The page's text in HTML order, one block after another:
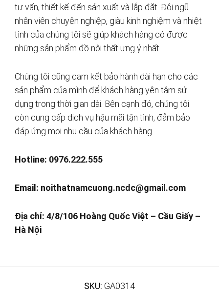
tư vấn, thiết kế đến sản xuất và lắp đặt. Đội ngũ
nhân viên chuyên nghiệp, giàu kinh nghiệm và nhiệt
tình của chúng tôi sẽ giúp khách hàng có được
những sản phẩm đồ nội thất ưng ý nhất.
Chúng tôi cũng cam kết bảo hành dài hạn cho các
sản phẩm của mình để khách hàng yên tâm sử
dụng trong thời gian dài. Bên cạnh đó, chúng tôi
còn cung cấp dịch vụ hậu mãi tận tình, đảm bảo
đáp ứng mọi nhu cầu của khách hàng.
Hotline: 0976.222.555
Email: noithatnamcuong.ncdc@gmail.com
Địa chỉ: 4/8/106 Hoàng Quốc Việt – Cầu Giấy –
Hà Nội
SKU: GA0314